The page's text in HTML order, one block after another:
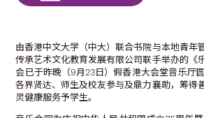
由香港中文大学（中大）联合书院与本地青年
传承艺术文化教育发展有限公司联手举办的《
会已于昨晚（9月23日）假香港大会堂音乐厅
各界贤达、师生及校友参与及鼎力襄助，筹得
灵健康服务予学生。